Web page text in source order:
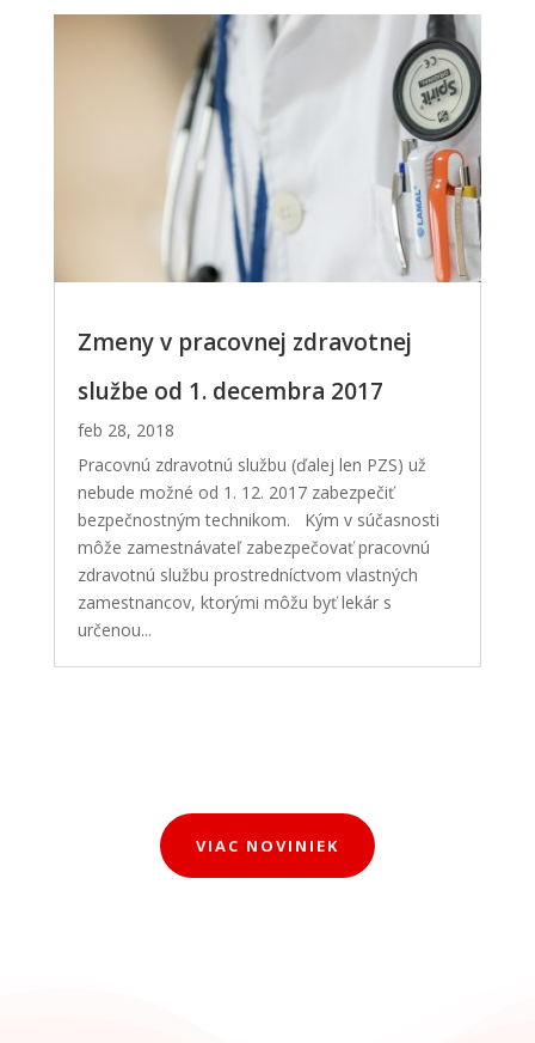
Zmeny v pracovnej zdravotnej
službe od 1. decembra 2017
feb 28, 2018
Pracovnú zdravotnú službu (ďalej len PZS) už
nebude možné od 1. 12. 2017 zabezpečiť
bezpečnostným technikom. Kým v súčasnosti
môže zamestnávateľ zabezpečovať pracovnú
zdravotnú službu prostredníctvom vlastných
zamestnancov, ktorými môžu byť lekár s
určenou...
VIAC NOVINIEK